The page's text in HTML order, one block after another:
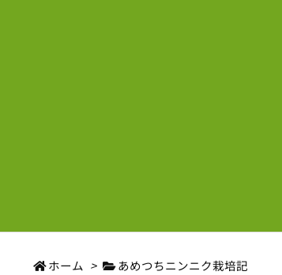
ホーム > あめつちニンニク栽培記